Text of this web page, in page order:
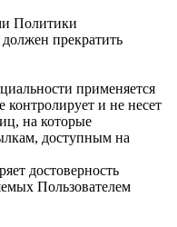
Политики
прекратить
применяется
контролирует и не несет
на которые
доступным на
достоверность
Пользователем